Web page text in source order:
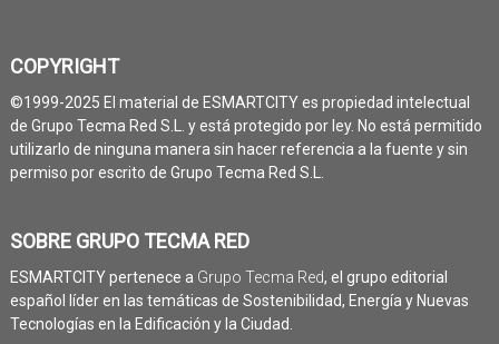
COPYRIGHT
©1999-2025 El material de ESMARTCITY es propiedad intelectual
de Grupo Tecma Red S.L. y está protegido por ley. No está permitido
utilizarlo de ninguna manera sin hacer referencia a la fuente y sin
permiso por escrito de Grupo Tecma Red S.L.
SOBRE GRUPO TECMA RED
ESMARTCITY pertenece a Grupo Tecma Red, el grupo editorial
español líder en las temáticas de Sostenibilidad, Energía y Nuevas
Tecnologías en la Edificación y la Ciudad.